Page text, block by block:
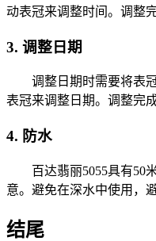
动表冠来调整时间。调整
3. 调整日期
调整日期时需要将表
表冠来调整日期。调整完
4. 防水
百达翡丽5055具有50
意。避免在深水中使用，
结尾